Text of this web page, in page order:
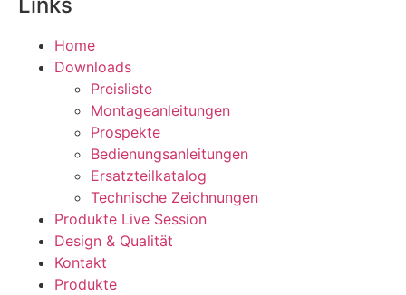
Home
Downloads
Preisliste
Montageanleitungen
Prospekte
Bedienungsanleitungen
Ersatzteilkatalog
Technische Zeichnungen
Produkte Live Session
Design & Qualität
Kontakt
Produkte